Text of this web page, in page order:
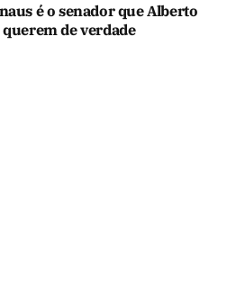
é o senador que Alberto
de verdade